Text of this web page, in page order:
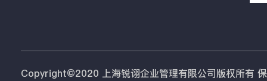
Copyright©2020 上海锐诩企业管理有限公司版权所有